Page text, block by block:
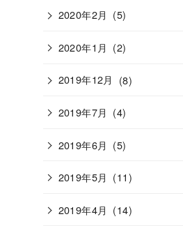
2020年2月 (5)
2020年1月 (2)
2019年12月 (8)
2019年7月 (4)
2019年6月 (5)
2019年5月 (11)
2019年4月 (14)